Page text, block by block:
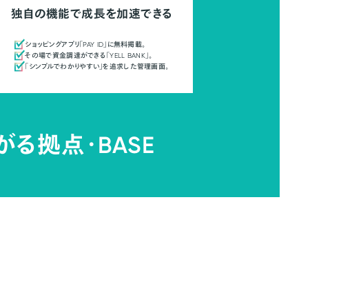
独自の機能で成長を加速できる
ショッピングアプリ「PAY ID」に無料掲載。
その場で資金調達ができる「YELL BANK」。
「シンプルでわかりやすい」を追求した管理画面。
る拠点・BASE